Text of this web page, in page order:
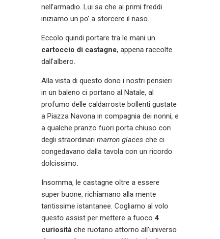
nell’armadio. Lui sa che ai primi freddi
iniziamo un po’ a storcere il naso.
Eccolo quindi portare tra le mani un
cartoccio di castagne, appena raccolte
dall’albero.
Alla vista di questo dono i nostri pensieri
in un baleno ci portano al Natale, al
profumo delle caldarroste bollenti gustate
a Piazza Navona in compagnia dei nonni, e
a qualche pranzo fuori porta chiuso con
degli straordinari marron glaces che ci
congedavano dalla tavola con un ricordo
dolcissimo.
Insomma, le castagne oltre a essere
super buone, richiamano alla mente
tantissime istantanee. Cogliamo al volo
questo assist per mettere a fuoco 4
curiosità che ruotano attorno all’universo